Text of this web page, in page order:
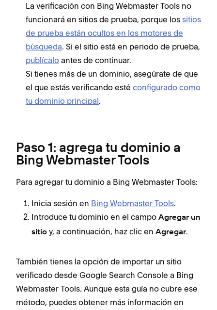
La verificación con Bing Webmaster Tools no
funcionará en sitios de prueba, porque los sitios
de prueba están ocultos en los motores de
búsqueda. Si el sitio está en periodo de prueba,
publícalo antes de continuar.
Si tienes más de un dominio, asegúrate de que
el que estás verificando esté configurado como
tu dominio principal.
Paso 1: agrega tu dominio a
Bing Webmaster Tools
Para agregar tu dominio a Bing Webmaster Tools:
Inicia sesión en Bing Webmaster Tools.
Introduce tu dominio en el campo Agregar un
sitio y, a continuación, haz clic en Agregar.
También tienes la opción de importar un sitio
verificado desde Google Search Console a Bing
Webmaster Tools. Aunque esta guía no cubre ese
método, puedes obtener más información en